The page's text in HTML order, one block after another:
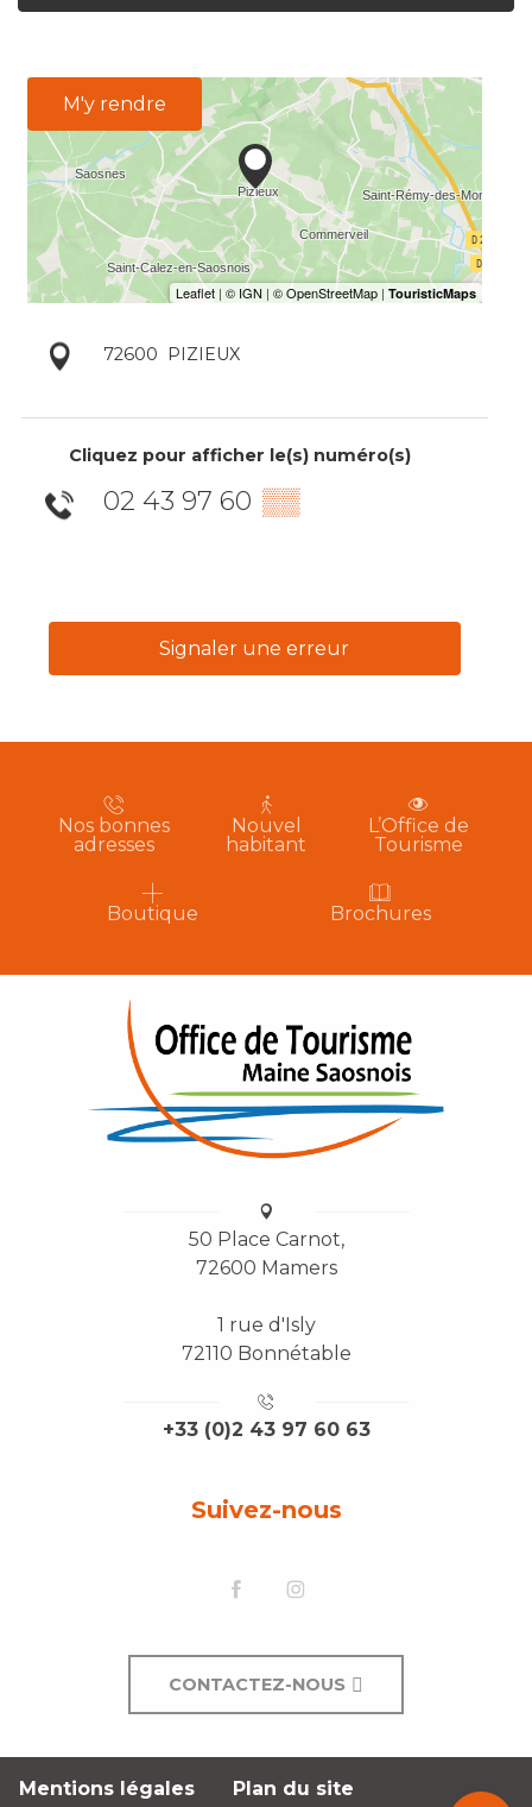
Description
M'y rendre
72600 PIZIEUX
Cliquez pour afficher le(s) numéro(s)
02 43 97 60 ▒▒
Signaler une erreur
Nos bonnes
adresses
Nouvel
habitant
L’Office de
Tourisme
Boutique Brochures
50 Place Carnot,
72600 Mamers
1 rue d'Isly
72110 Bonnétable
+33 (0)2 43 97 60 63
Suivez-nous
CONTACTEZ-NOUS
Mentions légales Plan du site